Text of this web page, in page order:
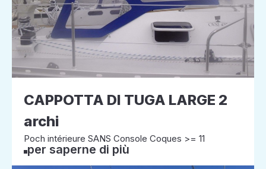
CAPPOTTA DI TUGA LARGE 2
archi
Poch intérieure SANS Console Coques >= 11
per saperne di più